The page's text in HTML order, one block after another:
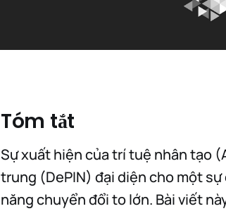
Tóm tắt
Sự xuất hiện của trí tuệ nhân tạo
trung (DePIN) đại diện cho một
năng chuyển đổi to lớn. Bài viết